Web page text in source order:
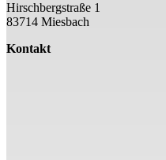
Hirschbergstraße 1
83714 Miesbach
Kontakt